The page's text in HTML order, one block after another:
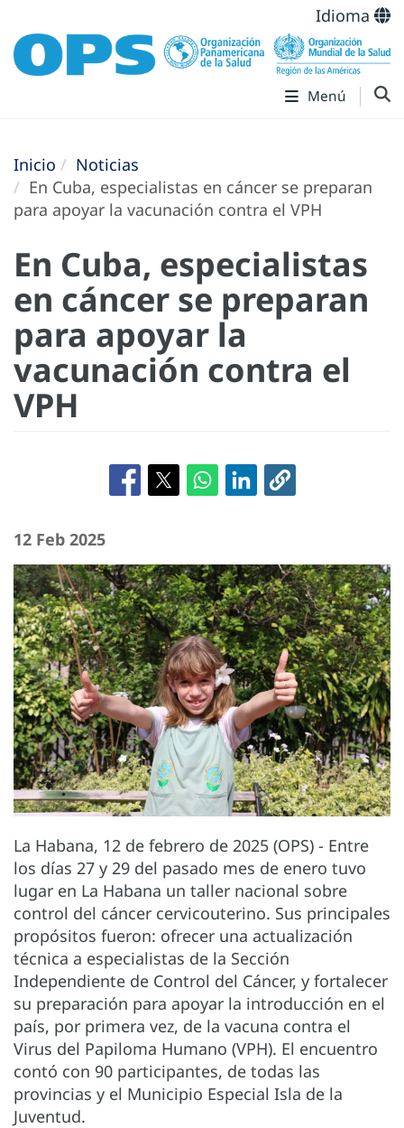
Idioma
Menú
Inicio
Noticias
En Cuba, especialistas en cáncer se preparan
para apoyar la vacunación contra el VPH
En Cuba, especialistas
en cáncer se preparan
para apoyar la
vacunación contra el
VPH
12 Feb 2025
La Habana, 12 de febrero de 2025 (OPS) - Entre
los días 27 y 29 del pasado mes de enero tuvo
lugar en La Habana un taller nacional sobre
control del cáncer cervicouterino. Sus principales
propósitos fueron: ofrecer una actualización
técnica a especialistas de la Sección
Independiente de Control del Cáncer, y fortalecer
su preparación para apoyar la introducción en el
país, por primera vez, de la vacuna contra el
Virus del Papiloma Humano (VPH). El encuentro
contó con 90 participantes, de todas las
provincias y el Municipio Especial Isla de la
Juventud.